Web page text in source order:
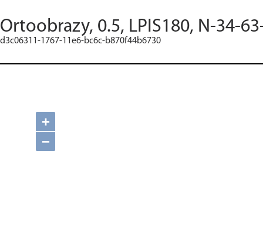
Ortoobrazy, 0.5, LPIS180, N-34-
d3c06311-1767-11e6-bc6c-b870f44b6730
+
−